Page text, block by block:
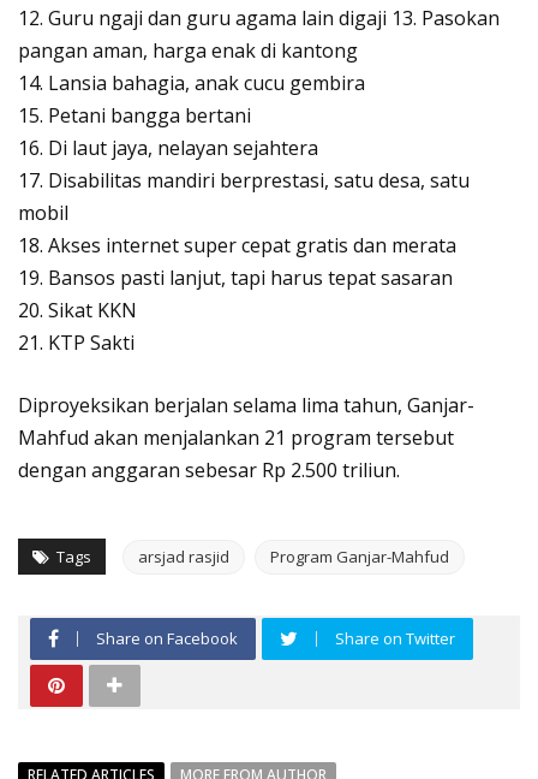
12. Guru ngaji dan guru agama lain digaji 13. Pasokan
pangan aman, harga enak di kantong
14. Lansia bahagia, anak cucu gembira
15. Petani bangga bertani
16. Di laut jaya, nelayan sejahtera
17. Disabilitas mandiri berprestasi, satu desa, satu
mobil
18. Akses internet super cepat gratis dan merata
19. Bansos pasti lanjut, tapi harus tepat sasaran
20. Sikat KKN
21. KTP Sakti
Diproyeksikan berjalan selama lima tahun, Ganjar-
Mahfud akan menjalankan 21 program tersebut
dengan anggaran sebesar Rp 2.500 triliun.
Tags arsjad rasjid Program Ganjar-Mahfud
Share on Facebook Share on Twitter
RELATED ARTICLES MORE FROM AUTHOR